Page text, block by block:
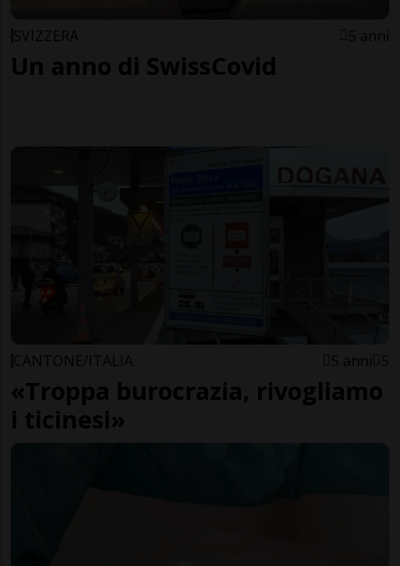
SVIZZERA 5 anni
Un anno di SwissCovid
CANTONE/ITALIA 5 anni 5
«Troppa burocrazia, rivogliamo
i ticinesi»